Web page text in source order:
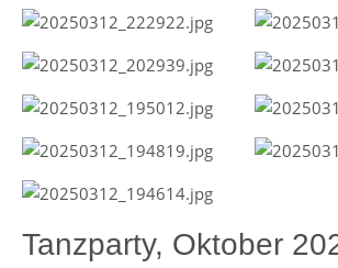
Tanzparty, Oktober